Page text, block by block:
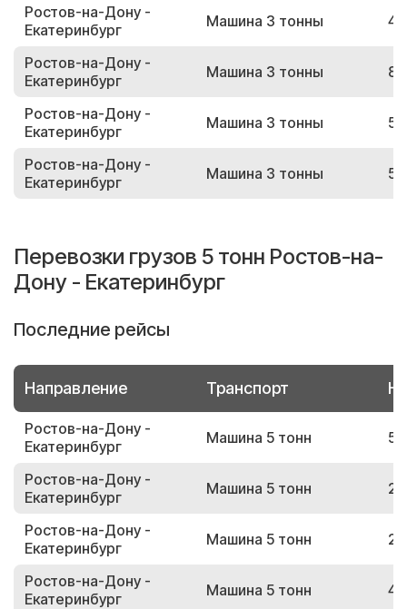
Ростов-на-Дону -
Екатеринбург
Машина 3 тонны
Ростов-на-Дону -
Екатеринбург
Машина 3 тонны
Ростов-на-Дону -
Екатеринбург
Машина 3 тонны
Ростов-на-Дону -
Екатеринбург
Машина 3 тонны
Перевозки грузов 5 тонн Ростов-на-
Дону - Екатеринбург
Последние рейсы
Направление Транспорт
Ростов-на-Дону -
Екатеринбург
Машина 5 тонн
Ростов-на-Дону -
Екатеринбург
Машина 5 тонн
Ростов-на-Дону -
Екатеринбург
Машина 5 тонн
Ростов-на-Дону -
Екатеринбург
Машина 5 тонн